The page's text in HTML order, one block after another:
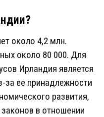
около 4,2 млн.
около 80 000. Для
Ирландия является
за ее принадлежности
развития,
законов в отношении